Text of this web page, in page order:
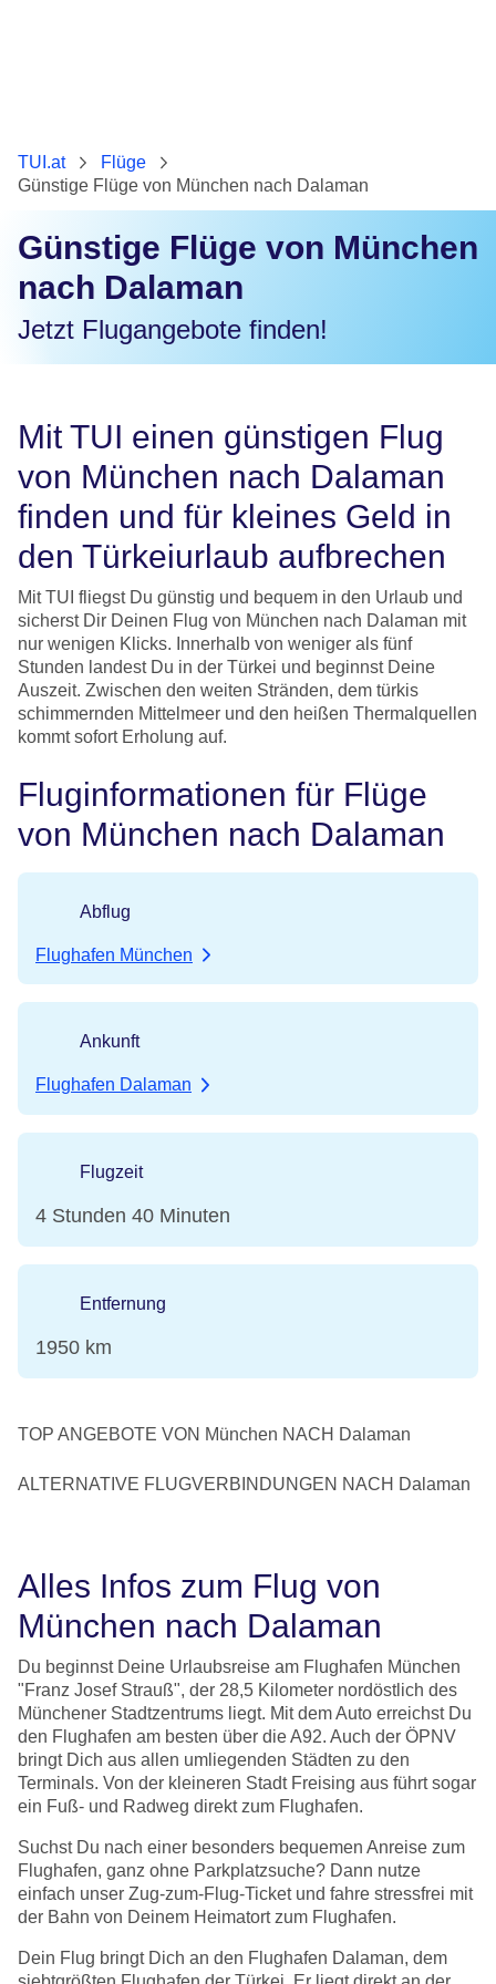
TUI.at
Flüge
Günstige Flüge von München nach Dalaman
Günstige Flüge von München
nach Dalaman
Jetzt Flugangebote finden!
Mit TUI einen günstigen Flug
von München nach Dalaman
finden und für kleines Geld in
den Türkeiurlaub aufbrechen
Mit TUI fliegst Du günstig und bequem in den Urlaub und
sicherst Dir Deinen Flug von München nach Dalaman mit
nur wenigen Klicks. Innerhalb von weniger als fünf
Stunden landest Du in der Türkei und beginnst Deine
Auszeit. Zwischen den weiten Stränden, dem türkis
schimmernden Mittelmeer und den heißen Thermalquellen
kommt sofort Erholung auf.
Fluginformationen für Flüge
von München nach Dalaman
Abflug
Flughafen München
Ankunft
Flughafen Dalaman
Flugzeit
4 Stunden 40 Minuten
Entfernung
1950 km
TOP ANGEBOTE VON München NACH Dalaman
ALTERNATIVE FLUGVERBINDUNGEN NACH Dalaman
Alles Infos zum Flug von
München nach Dalaman
Du beginnst Deine Urlaubsreise am Flughafen München
"Franz Josef Strauß", der 28,5 Kilometer nordöstlich des
Münchener Stadtzentrums liegt. Mit dem Auto erreichst Du
den Flughafen am besten über die A92. Auch der ÖPNV
bringt Dich aus allen umliegenden Städten zu den
Terminals. Von der kleineren Stadt Freising aus führt sogar
ein Fuß- und Radweg direkt zum Flughafen.
Suchst Du nach einer besonders bequemen Anreise zum
Flughafen, ganz ohne Parkplatzsuche? Dann nutze
einfach unser Zug-zum-Flug-Ticket und fahre stressfrei mit
der Bahn von Deinem Heimatort zum Flughafen.
Dein Flug bringt Dich an den Flughafen Dalaman, dem